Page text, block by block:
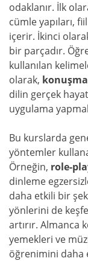
odaklanır. İlk
cümle yapıları,
içerir. İkinci
bir parçadır.
kullanılan
olarak,
dilin gerçek
uygulama
Bu kurslarda
yöntemler
Örneğin, role-
dinleme
daha etkili bir
yönlerini de
artırır. Almanca
yemekleri ve
öğrenimini daha